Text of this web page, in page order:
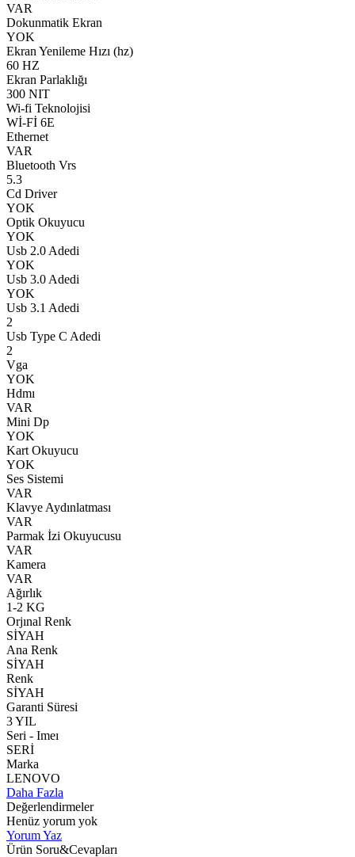
VAR
Dokunmatik Ekran
YOK
Ekran Yenileme Hızı (hz)
60 HZ
Ekran Parlaklığı
300 NIT
Wi-fi Teknolojisi
Wİ-Fİ 6E
Ethernet
VAR
Bluetooth Vrs
5.3
Cd Driver
YOK
Optik Okuyucu
YOK
Usb 2.0 Adedi
YOK
Usb 3.0 Adedi
YOK
Usb 3.1 Adedi
2
Usb Type C Adedi
2
Vga
YOK
Hdmı
VAR
Mini Dp
YOK
Kart Okuyucu
YOK
Ses Sistemi
VAR
Klavye Aydınlatması
VAR
Parmak İzi Okuyucusu
VAR
Kamera
VAR
Ağırlık
1-2 KG
Orjınal Renk
SİYAH
Ana Renk
SİYAH
Renk
SİYAH
Garanti Süresi
3 YIL
Seri - Imeı
SERİ
Marka
LENOVO
Daha Fazla
Değerlendirmeler
Henüz yorum yok
Yorum Yaz
Ürün Soru&Cevapları